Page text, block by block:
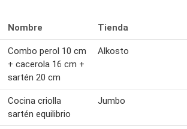
Nombre Tienda
Combo perol 10 cm
+ cacerola 16 cm +
sartén 20 cm
Alkosto
Cocina criolla
sartén equilibrio
Jumbo